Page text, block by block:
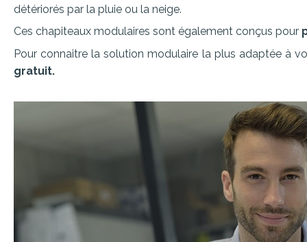
détériorés par la pluie ou la neige.
Ces chapiteaux modulaires sont également conçus pour
Pour connaitre la solution modulaire la plus adaptée à
gratuit.